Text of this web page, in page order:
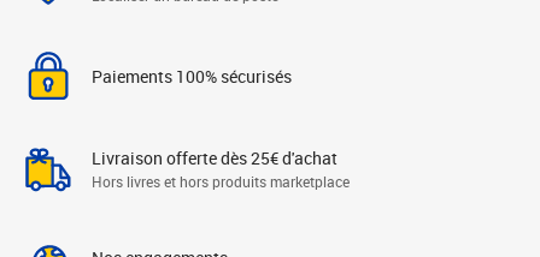
Paiements 100% sécurisés
Livraison offerte dès 25€ d'achat
Hors livres et hors produits marketplace